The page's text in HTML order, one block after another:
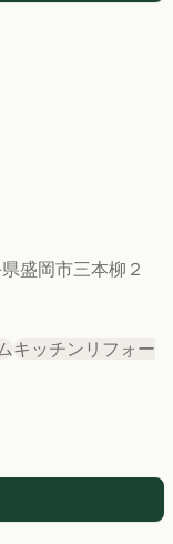
盛岡市三本柳２
キッチンリフォー